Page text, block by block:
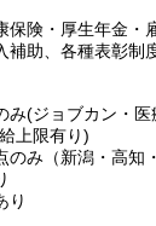
保険・厚生年金・
補助、各種表彰制
み(ジョブカン・医
上限有り)
のみ（新潟・高知
り